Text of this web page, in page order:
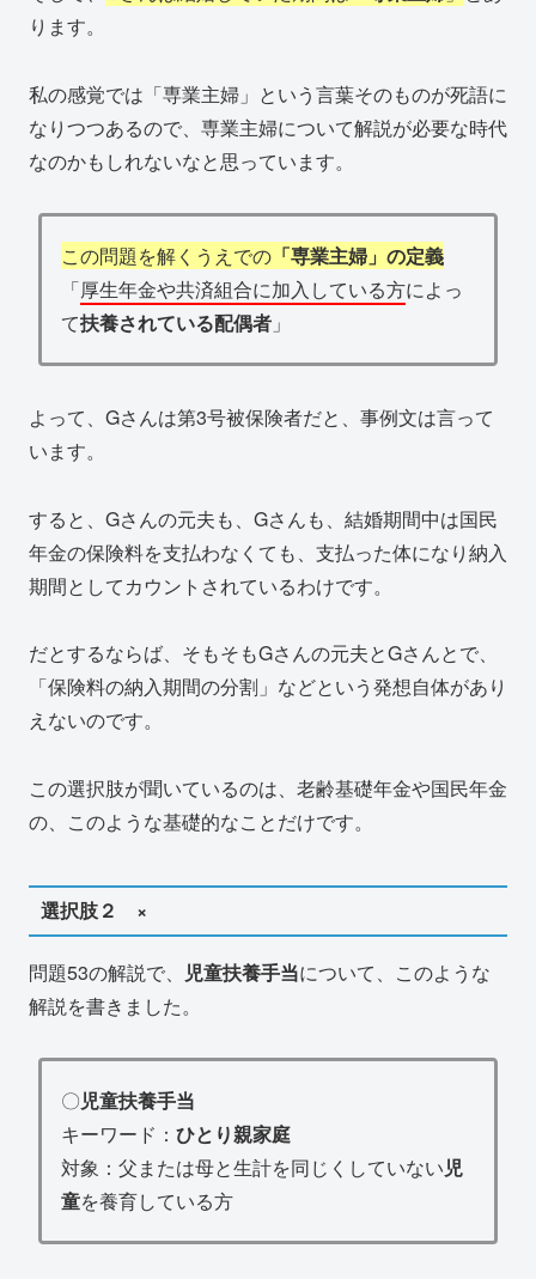
ります。
私の感覚では「専業主婦」という言葉そのものが死語に
なりつつあるので、専業主婦について解説が必要な時代
なのかもしれないなと思っています。
この問題を解くうえでの 「専業主婦」の定義
「厚生年金や共済組合に加入している方によっ
て扶養されている配偶者 」
よって、Gさんは第3号被保険者だと、事例文は言って
います。
すると、Gさんの元夫も、Gさんも、結婚期間中は国民
年金の保険料を支払わなくても、支払った体になり納入
期間としてカウントされているわけです。
だとするならば、そもそもGさんの元夫とGさんとで、
「保険料の納入期間の分割」などという発想自体があり
えないのです。
この選択肢が聞いているのは、老齢基礎年金や国民年金
の、このような基礎的なことだけです。
選択肢２ ×
問題53の解説で、 児童扶養手当について、このような
解説を書きました。
〇児童扶養手当
キーワード： ひとり親家庭
対象：父または母と生計を同じくしていない児
童を養育している方